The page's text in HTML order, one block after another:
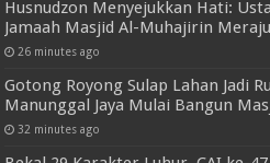
Husnudzon Menyejukkan Hati:
Jamaah Masjid Al-Muhajirin
26 minutes ago
Gotong Royong Sulap Lahan Jadi
Manunggal Jaya Mulai Bangun
32 minutes ago